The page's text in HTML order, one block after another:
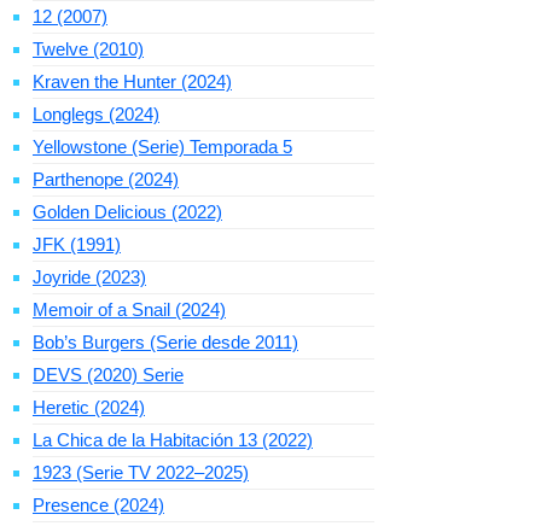
12 (2007)
Twelve (2010)
Kraven the Hunter (2024)
Longlegs (2024)
Yellowstone (Serie) Temporada 5
Parthenope (2024)
Golden Delicious (2022)
JFK (1991)
Joyride (2023)
Memoir of a Snail (2024)
Bob’s Burgers (Serie desde 2011)
DEVS (2020) Serie
Heretic (2024)
La Chica de la Habitación 13 (2022)
1923 (Serie TV 2022–2025)
Presence (2024)